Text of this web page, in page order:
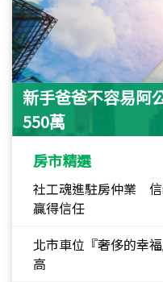
新手爸爸不容易阿
550萬
房市精選
社工魂進駐房仲業
贏得信任
北市車位『奢侈的幸
高